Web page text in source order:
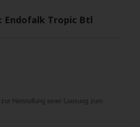
Endofalk Tropic Btl
zur Herstellung einer Loesung zum